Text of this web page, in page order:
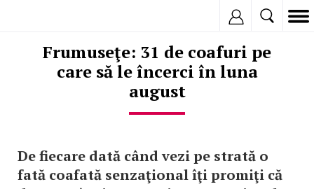
Frumuseţe: 31 de coafuri pe
care să le încerci în luna
august
De fiecare dată când vezi pe strată o
fată coafată senzaţional îţi promiţi că